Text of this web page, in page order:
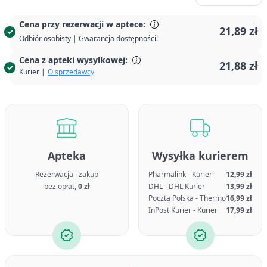
Cena przy rezerwacji w aptece:
Odbiór osobisty | Gwarancja dostępności!
21,89 zł
Cena z apteki wysyłkowej:
Kurier | O sprzedawcy 21,88 zł
Apteka
Rezerwacja i zakup
bez opłat,0 zł
Wysyłka kurierem
Pharmalink - Kurier
12,99 zł
DHL - DHL Kurier
13,99 zł
Poczta Polska - Thermo16,99 zł
InPost Kurier - Kurier
17,99 zł